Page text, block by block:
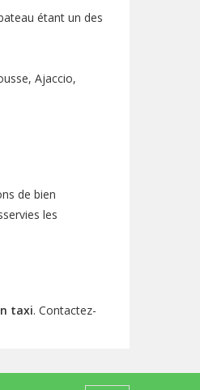
étant un des
Ajaccio,
de bien
les
taxi. Contactez-